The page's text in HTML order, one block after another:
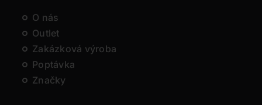
O nás
Outlet
Zakázková výroba
Poptávka
Značky